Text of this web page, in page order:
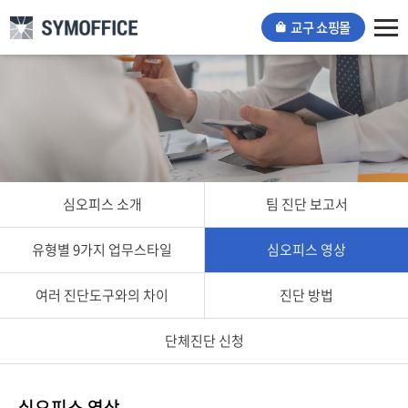
교구 쇼핑몰
심오피스 소개 팀 진단 보고서
유형별 9가지 업무스타일 심오피스 영상
여러 진단도구와의 차이 진단 방법
단체진단 신청